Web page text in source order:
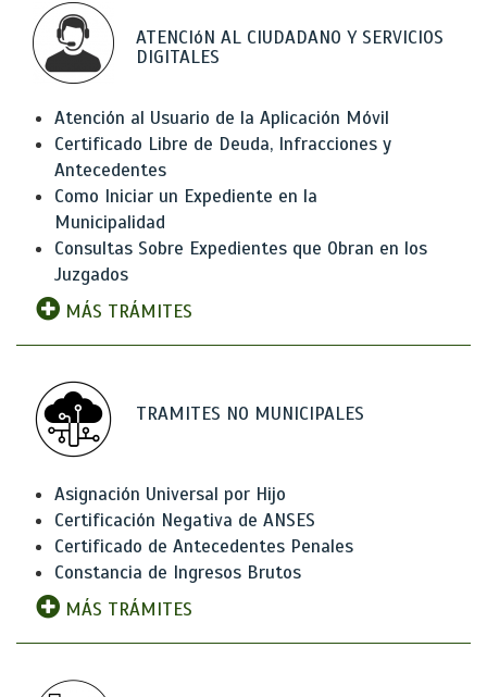
ATENCIóN AL CIUDADANO Y SERVICIOS
DIGITALES
Atención al Usuario de la Aplicación Móvil
Certificado Libre de Deuda, Infracciones y
Antecedentes
Como Iniciar un Expediente en la
Municipalidad
Consultas Sobre Expedientes que Obran en los
Juzgados
MÁS TRÁMITES
TRAMITES NO MUNICIPALES
Asignación Universal por Hijo
Certificación Negativa de ANSES
Certificado de Antecedentes Penales
Constancia de Ingresos Brutos
MÁS TRÁMITES